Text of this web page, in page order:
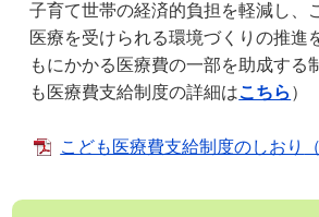
子育て世帯の経済的負担を軽減し、
医療を受けられる環境づくりの推進
もにかかる医療費の一部を助成する
も医療費支給制度の詳細はこちら ）
こども医療費支給制度のしおり